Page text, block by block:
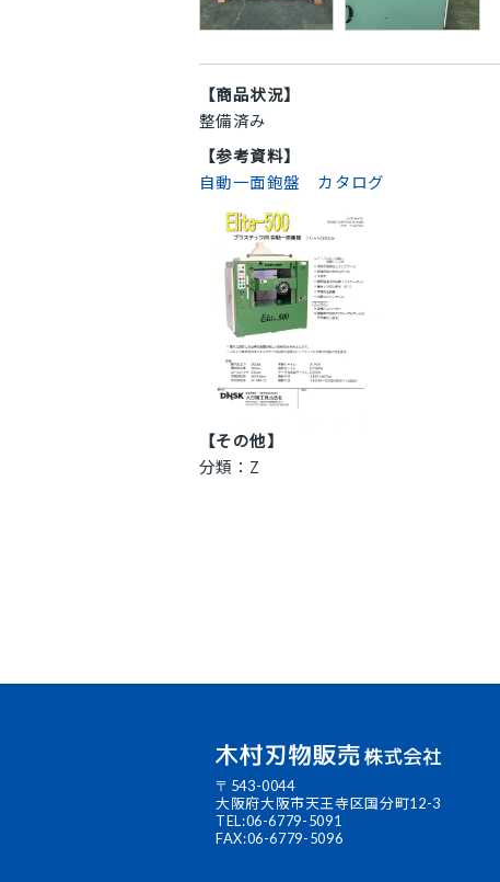
【商品状況】
整備済み
【参考資料】
自動一面鉋盤 カタログ
【その他】
分類：Z
〒543-0044
大阪府大阪市天王寺区国分町12-3
TEL:06-6779-5091
FAX:06-6779-5096